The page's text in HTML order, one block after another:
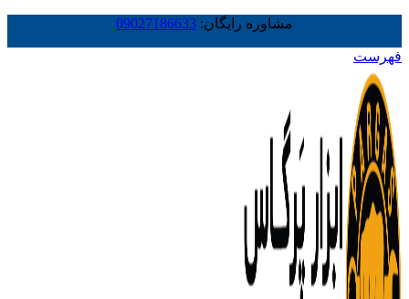
مشاوره رایگان: 09027186633
فهرست